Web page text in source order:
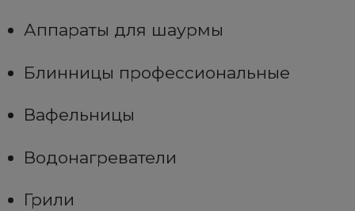
Аппараты для шаурмы
Блинницы профессиональные
Вафельницы
Водонагреватели
Грили